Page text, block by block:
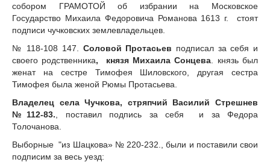
собором ГРАМОТОЙ об избрании на Московское
Государство Михаила Федоровича Романова 1613 г. стоят
подписи чучковских землевладельцев.
№ 118-108 147. Соловой Протасьев подписал за себя и
своего родственника, князя Михаила Сонцева . князь был
женат на сестре Тимофея Шиловского, другая сестра
Тимофея была женой Рюмы Протасьева.
Владелец села Чучкова, стряпчий Василий Стрешнев
№112-83. , поставил подпись за себя и за Федора
Толочанова.
Выборные "из Шацкова» № 220-232., были и поставили свои
подписим за весь уезд: